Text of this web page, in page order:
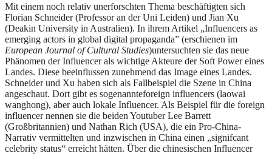
Mit einem noch relativ unerforschten Thema beschäftigten sich
Florian Schneider (Professor an der Uni Leiden) und Jian Xu
(Deakin University in Australien). In ihrem Artikel „Influencers as
emerging actors in global digital propaganda” (erschienen im
European Journal of Cultural Studies)untersuchten sie das neue
Phänomen der Influencer als wichtige Akteure der Soft Power eines
Landes. Diese beeinflussen zunehmend das Image eines Landes.
Schneider und Xu haben sich als Fallbeispiel die Szene in China
angeschaut. Dort gibt es sogenannteforeign influencers (laowai
wanghong), aber auch lokale Influencer. Als Beispiel für die foreign
influencer nennen sie die beiden Youtuber Lee Barrett
(Großbritannien) und Nathan Rich (USA), die ein Pro-China-
Narrativ vermittelten und inzwischen in China einen „signifcant
celebrity status“ erreicht hätten. Über die chinesischen Influencer